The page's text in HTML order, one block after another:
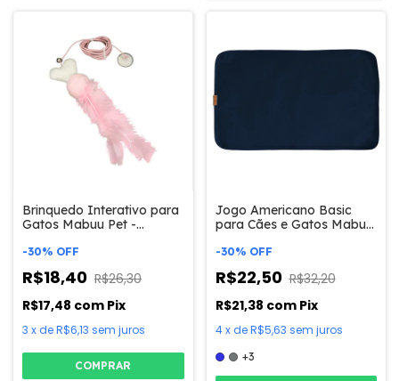
Brinquedo Interativo para
Gatos Mabuu Pet -
-30% OFF
R$18,40 R$26,30
R$17,48 com Pix
3 x deR$6,13 sem juros
COMPRAR
Jogo Americano Basic
para Cães e Gatos Mabuu
-30% OFF
R$22,50 R$32,20
R$21,38 com Pix
4 x deR$5,63 sem juros
+3